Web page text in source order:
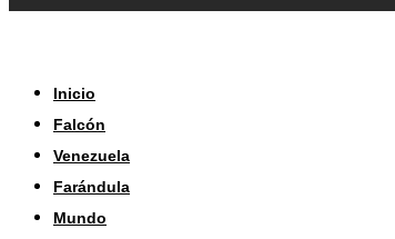
Inicio
Falcón
Venezuela
Farándula
Mundo